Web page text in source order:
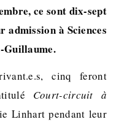
ce sont dix-sept
admission à Sciences
Guillaume.
cinq feront
Court-circuit à
Linhart pendant leur